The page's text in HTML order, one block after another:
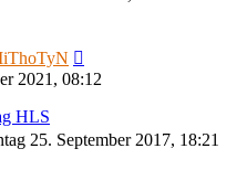
2021, 08:12
HLS
25. September 2017, 18:21